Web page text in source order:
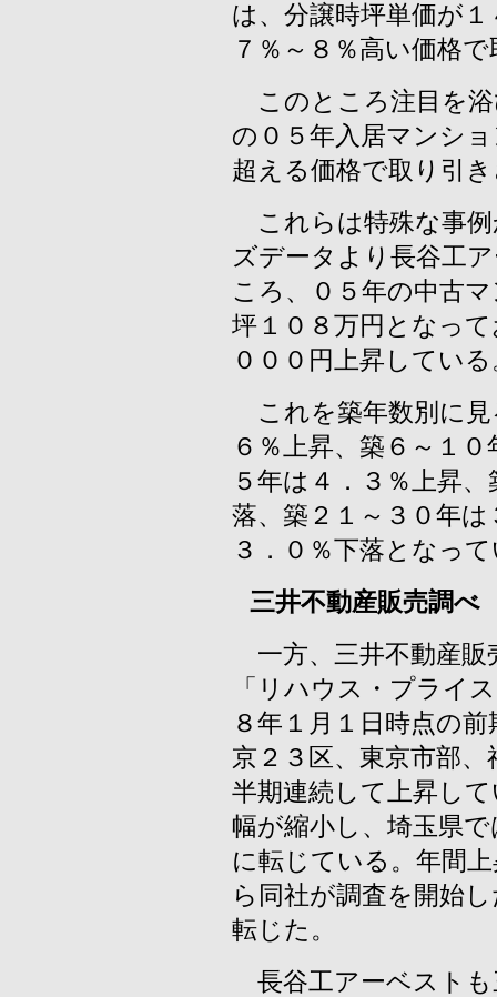
は、分譲時坪単価が
７％～８％高い価格
このところ注目を浴
の０５年入居マンシ
超える価格で取り引
これらは特殊な事例
ズデータより長谷工
ころ、０５年の中古
坪１０８万円となっ
０００円上昇している
これを築年数別に見
６％上昇、築６～１
５年は４．３％上昇
落、築２１～３０年
３．０％下落となっ
三井不動産販売調
一方、三井不動産販
「リハウス・プライ
８年１月１日時点の
京２３区、東京市部
半期連続して上昇し
幅が縮小し、埼玉県
に転じている。年間
ら同社が調査を開始
転じた。
長谷工アーベストも